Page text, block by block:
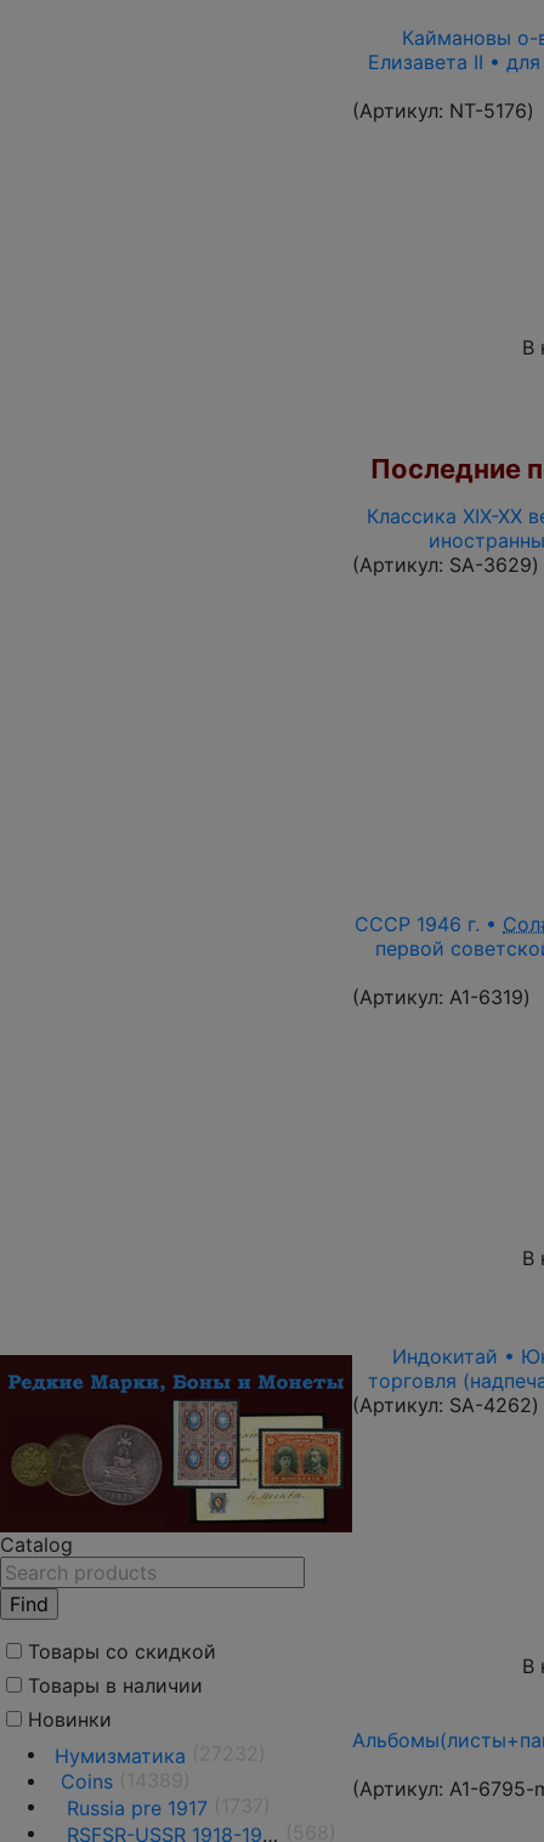
Catalog
Товары со скидкой
Товары в наличии
Новинки
Нумизматика
Coins
Russia pre 1917
RSFSR-USSR 1918-1991
Каймановы о-
Елизавета II •
(Артикул: NT-5176)
В
Последние
Классика XIX-XX
(Артикул: SA-3629)
СССР 1946 г. •
первой
(Артикул: A1-6319)
В
Индокитай •
торговля
(Артикул: SA-4262)
В
(Артикул: A1-6795-